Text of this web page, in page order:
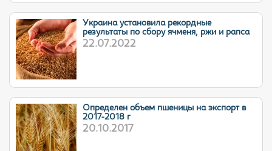
Украина установила рекордные
результаты по сбору ячменя, ржи и рапса
22.07.2022
Определен объем пшеницы на экспорт в
2017-2018 г
20.10.2017